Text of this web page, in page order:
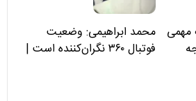
۹ ضعف مهمی
محمد ابراهیمی: وضعیت
فوتبال ۳۶۰ نگران‌کننده است |